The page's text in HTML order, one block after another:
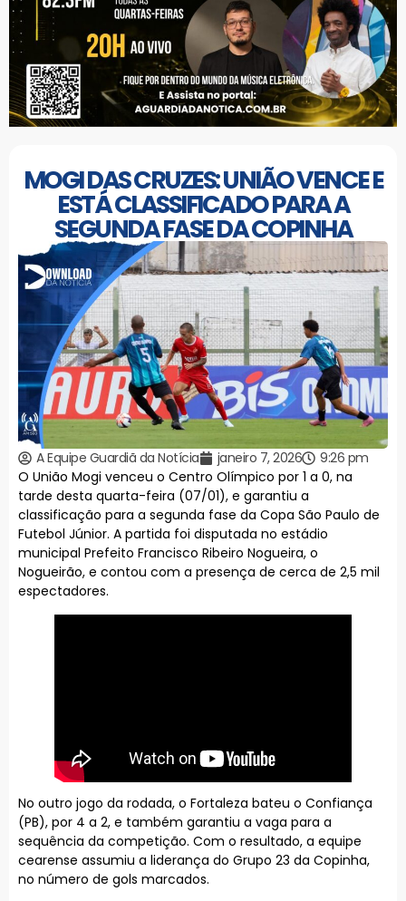
MOGI DAS CRUZES: UNIÃO VENCE E
ESTÁ CLASSIFICADO PARA A
SEGUNDA FASE DA COPINHA
A Equipe Guardiã da Notícia janeiro 7, 2026
9:26 pm
O União Mogi venceu o Centro Olímpico por 1 a 0, na
tarde desta quarta-feira (07/01), e garantiu a
classificação para a segunda fase da Copa São Paulo de
Futebol Júnior. A partida foi disputada no estádio
municipal Prefeito Francisco Ribeiro Nogueira, o
Nogueirão, e contou com a presença de cerca de 2,5 mil
espectadores.
No outro jogo da rodada, o Fortaleza bateu o Confiança
(PB), por 4 a 2, e também garantiu a vaga para a
sequência da competição. Com o resultado, a equipe
cearense assumiu a liderança do Grupo 23 da Copinha,
no número de gols marcados.